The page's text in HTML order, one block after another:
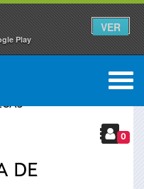
Play
VER
0
DE